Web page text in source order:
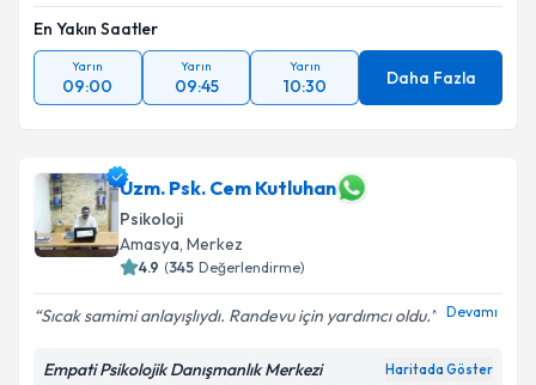
En Yakın Saatler
Yarın
09:00
Yarın
09:45
Yarın
10:30 Daha Fazla
Uzm. Psk. Cem Kutluhan
Psikoloji
Amasya, Merkez
4.9 (345 Değerlendirme)
Sıcak samimi anlayışlıydı. Randevu için yardımcı oldu. Devamı
Empati Psikolojik Danışmanlık Merkezi Haritada Göster